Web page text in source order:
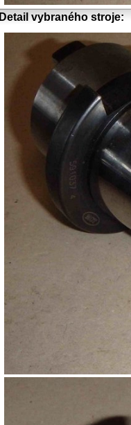
Detail vybraného stroje: